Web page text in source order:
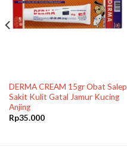
DERMA CREAM 15gr Obat Salep
Sakit Kulit Gatal Jamur Kucing
Anjing
Rp35.000